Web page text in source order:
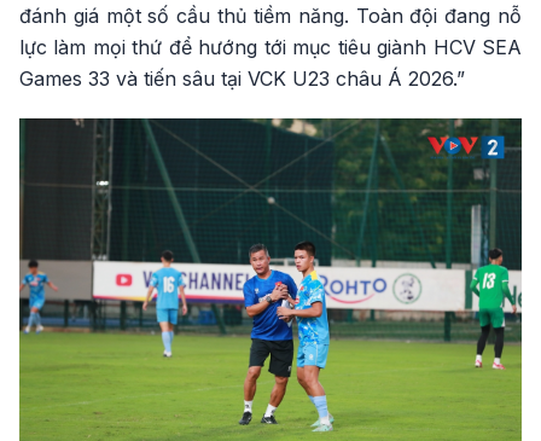
đánh giá một số cầu thủ tiềm năng. Toàn đội đang nỗ
lực làm mọi thứ để hướng tới mục tiêu giành HCV SEA
Games 33 và tiến sâu tại VCK U23 châu Á 2026.”